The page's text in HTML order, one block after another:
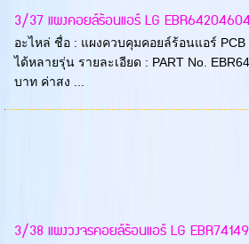
3/37 แผงคอยล์ร้อนแอร์ LG
อะไหล่ ชื่อ : แผงควบคุมคอยล์ร้อนแอร์ PCB
ได้หลายรุ่น รายละเอียด : PART No.
บาท ค่าสง ...
3/38 แผงวงจรคอยล์ร้อนแอร์ LG